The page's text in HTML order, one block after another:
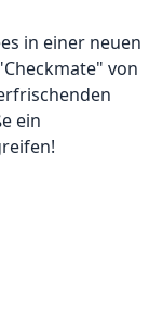
in einer neuen
von
ein